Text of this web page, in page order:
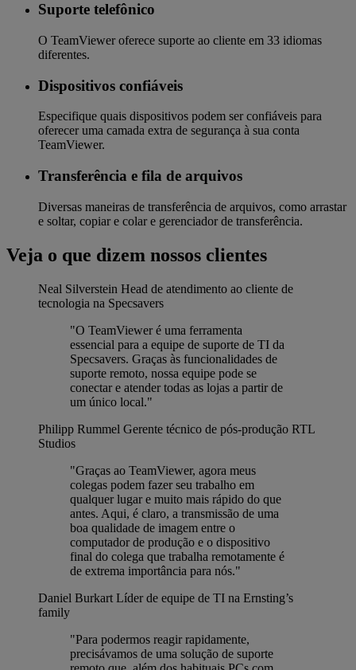
Suporte telefônico
O TeamViewer oferece suporte ao cliente em 33 idiomas
diferentes.
Dispositivos confiáveis
Especifique quais dispositivos podem ser confiáveis para
oferecer uma camada extra de segurança à sua conta
TeamViewer.
Transferência e fila de arquivos
Diversas maneiras de transferência de arquivos, como arrastar
e soltar, copiar e colar e gerenciador de transferência.
Veja o que dizem nossos clientes
Neal Silverstein Head de atendimento ao cliente de
tecnologia na Specsavers
"O TeamViewer é uma ferramenta
essencial para a equipe de suporte de TI da
Specsavers. Graças às funcionalidades de
suporte remoto, nossa equipe pode se
conectar e atender todas as lojas a partir de
um único local."
Philipp Rummel Gerente técnico de pós-produção RTL
Studios
"Graças ao TeamViewer, agora meus
colegas podem fazer seu trabalho em
qualquer lugar e muito mais rápido do que
antes. Aqui, é claro, a transmissão de uma
boa qualidade de imagem entre o
computador de produção e o dispositivo
final do colega que trabalha remotamente é
de extrema importância para nós."
Daniel Burkart Líder de equipe de TI na Ernsting’s
family
"Para podermos reagir rapidamente,
precisávamos de uma solução de suporte